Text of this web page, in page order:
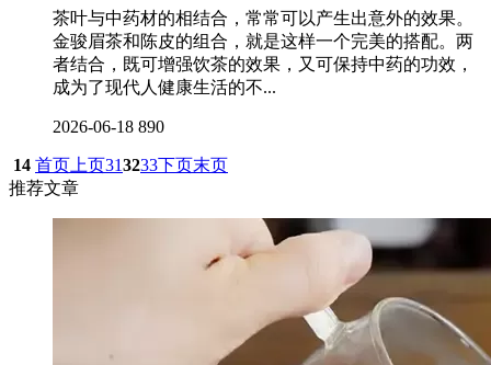
茶叶与中药材的相结合，常常可以产生出意外的效果。
金骏眉茶和陈皮的组合，就是这样一个完美的搭配。两
者结合，既可增强饮茶的效果，又可保持中药的功效，
成为了现代人健康生活的不...
2026-06-18 890
14 首页 上页313233下页末页
推荐文章